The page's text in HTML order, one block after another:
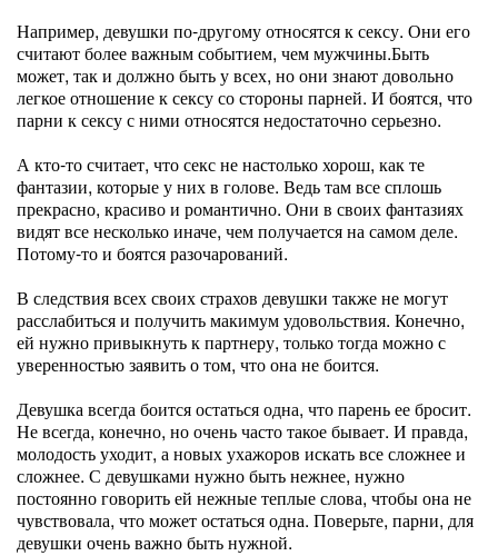
Например, девушки по-другому относятся к сексу. Они его
считают более важным событием, чем мужчины.Быть
может, так и должно быть у всех, но они знают довольно
легкое отношение к сексу со стороны парней. И боятся, что
парни к сексу с ними относятся недостаточно серьезно.
А кто-то считает, что секс не настолько хорош, как те
фантазии, которые у них в голове. Ведь там все сплошь
прекрасно, красиво и романтично. Они в своих фантазиях
видят все несколько иначе, чем получается на самом деле.
Потому-то и боятся разочарований.
В следствия всех своих страхов девушки также не могут
расслабиться и получить макимум удовольствия. Конечно,
ей нужно привыкнуть к партнеру, только тогда можно с
уверенностью заявить о том, что она не боится.
Девушка всегда боится остаться одна, что парень ее бросит.
Не всегда, конечно, но очень часто такое бывает. И правда,
молодость уходит, а новых ухажоров искать все сложнее и
сложнее. С девушками нужно быть нежнее, нужно
постоянно говорить ей нежные теплые слова, чтобы она не
чувствовала, что может остаться одна. Поверьте, парни, для
девушки очень важно быть нужной.